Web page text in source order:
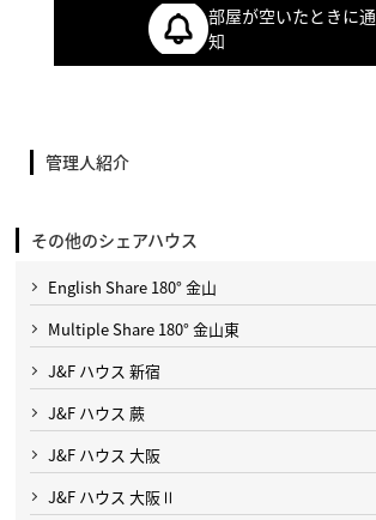
部屋が空いたときに通
知
管理人紹介
その他のシェアハウス
English Share 180° 金山
Multiple Share 180° 金山東
J&F ハウス 新宿
J&F ハウス 蕨
J&F ハウス 大阪
J&F ハウス 大阪Ⅱ